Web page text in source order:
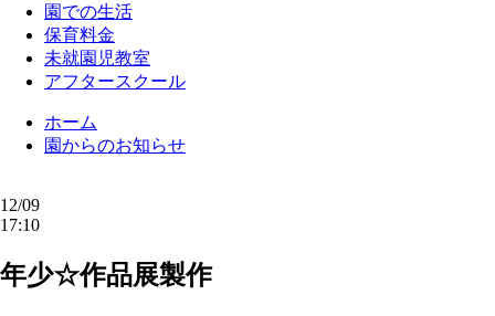
園での生活
保育料金
未就園児教室
アフタースクール
ホーム
園からのお知らせ
12/09
17:10
年少☆作品展製作